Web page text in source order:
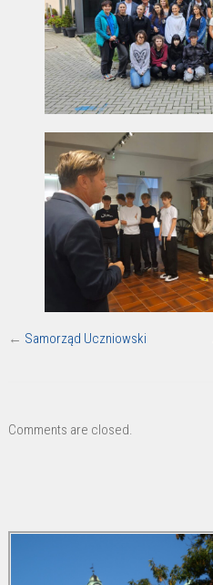
← Samorząd Uczniowski
Comments are closed.